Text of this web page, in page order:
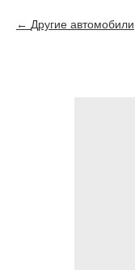
Другие автомобили